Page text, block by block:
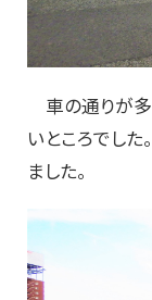
車の通りが多
いところでした
ました。